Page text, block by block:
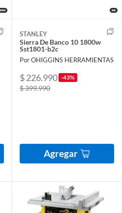
STANLEY
Sierra De Banco 10 1800w
Sst1801-b2c
Por OHIGGINS HERRAMIENTAS
$ 226.990 -43%
$ 399.990
Agregar